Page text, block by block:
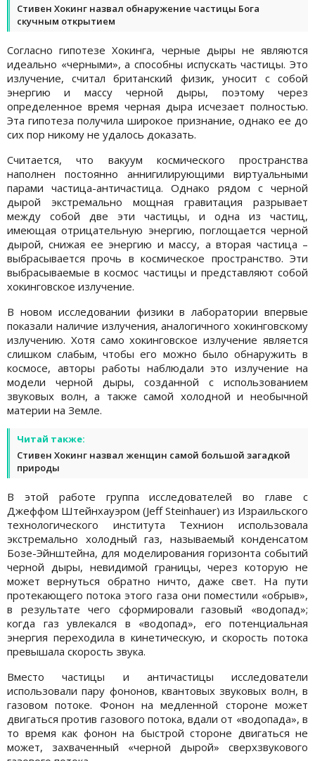
Стивен Хокинг назвал обнаружение частицы Бога
скучным открытием
Согласно гипотезе Хокинга, черные дыры не являются
идеально «черными», а способны испускать частицы. Это
излучение, считал британский физик, уносит с собой
энергию и массу черной дыры, поэтому через
определенное время черная дыра исчезает полностью.
Эта гипотеза получила широкое признание, однако ее до
сих пор никому не удалось доказать.
Считается, что вакуум космического пространства
наполнен постоянно аннигилирующими виртуальными
парами частица-античастица. Однако рядом с черной
дырой экстремально мощная гравитация разрывает
между собой две эти частицы, и одна из частиц,
имеющая отрицательную энергию, поглощается черной
дырой, снижая ее энергию и массу, а вторая частица –
выбрасывается прочь в космическое пространство. Эти
выбрасываемые в космос частицы и представляют собой
хокинговское излучение.
В новом исследовании физики в лаборатории впервые
показали наличие излучения, аналогичного хокинговскому
излучению. Хотя само хокинговское излучение является
слишком слабым, чтобы его можно было обнаружить в
космосе, авторы работы наблюдали это излучение на
модели черной дыры, созданной с использованием
звуковых волн, а также самой холодной и необычной
материи на Земле.
Читай также:
Стивен Хокинг назвал женщин самой большой загадкой
природы
В этой работе группа исследователей во главе с
Джеффом Штейнхауэром (Jeff Steinhauer) из Израильского
технологического института Технион использовала
экстремально холодный газ, называемый конденсатом
Бозе-Эйнштейна, для моделирования горизонта событий
черной дыры, невидимой границы, через которую не
может вернуться обратно ничто, даже свет. На пути
протекающего потока этого газа они поместили «обрыв»,
в результате чего сформировали газовый «водопад»;
когда газ увлекался в «водопад», его потенциальная
энергия переходила в кинетическую, и скорость потока
превышала скорость звука.
Вместо частицы и античастицы исследователи
использовали пару фононов, квантовых звуковых волн, в
газовом потоке. Фонон на медленной стороне может
двигаться против газового потока, вдали от «водопада», в
то время как фонон на быстрой стороне двигаться не
может, захваченный «черной дырой» сверхзвукового